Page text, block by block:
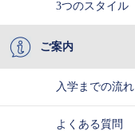
3つのスタイル
ご案内
入学までの流れ
よくある質問